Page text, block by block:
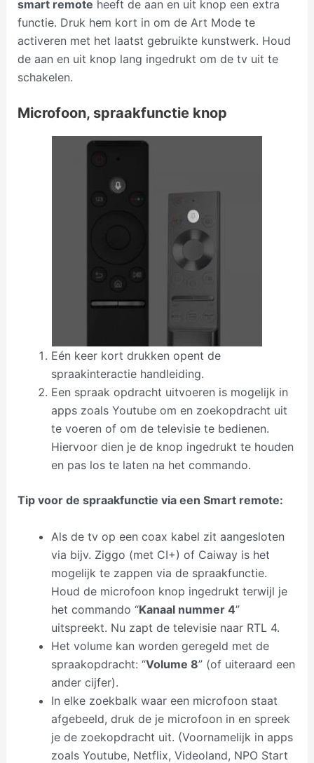
smart remote heeft de aan en uit knop een extra
functie. Druk hem kort in om de Art Mode te
activeren met het laatst gebruikte kunstwerk. Houd
de aan en uit knop lang ingedrukt om de tv uit te
schakelen.
Microfoon, spraakfunctie knop
Eén keer kort drukken opent de
spraakinteractie handleiding.
Een spraak opdracht uitvoeren is mogelijk in
apps zoals Youtube om en zoekopdracht uit
te voeren of om de televisie te bedienen.
Hiervoor dien je de knop ingedrukt te houden
en pas los te laten na het commando.
Tip voor de spraakfunctie via een Smart remote:
Als de tv op een coax kabel zit aangesloten
via bijv. Ziggo (met CI+) of Caiway is het
mogelijk te zappen via de spraakfunctie.
Houd de microfoon knop ingedrukt terwijl je
het commando “Kanaal nummer 4”
uitspreekt. Nu zapt de televisie naar RTL 4.
Het volume kan worden geregeld met de
spraakopdracht: “Volume 8” (of uiteraard een
ander cijfer).
In elke zoekbalk waar een microfoon staat
afgebeeld, druk de je microfoon in en spreek
je de zoekopdracht uit. (Voornamelijk in apps
zoals Youtube, Netflix, Videoland, NPO Start